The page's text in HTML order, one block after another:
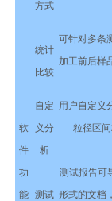
软
件
功
能
方式
统计
比较
可针对多条
加工前后样
自定
义分
析
用户自定义
粒径区
测试
测试报告可
形式的文档